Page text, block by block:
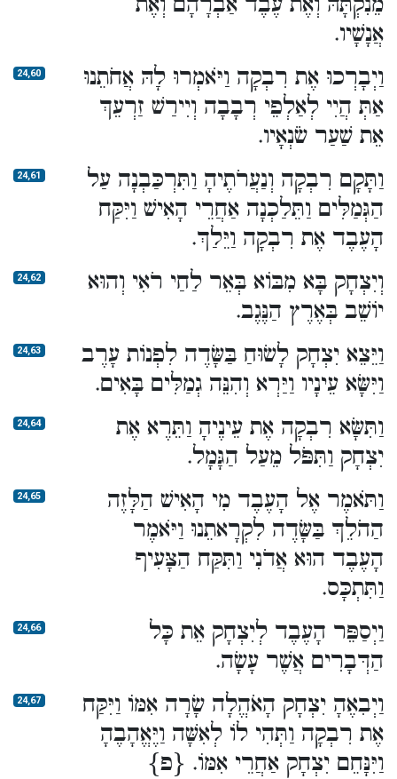
אֲנָשָׁיו.
24,60
וַיְבָרְכוּ אֶת רִבְקָה וַיֹּאמְרוּ לָהּ אֲחֹתֵנוּ
אַתְּ הֲיִי לְאַלְפֵי רְבָבָה וְיִירַשׁ זַרְעֵךְ
אֵת שַׁעַר שֹׂנְאָיו.
24,61
וַתָּקָם רִבְקָה וְנַעֲרֹתֶיהָ וַתִּרְכַּבְנָה עַל
הַגְּמַלִּים וַתֵּלַכְנָה אַחֲרֵי הָאִישׁ וַיִּקַּח
הָעֶבֶד אֶת רִבְקָה וַיֵּלַךְ.
24,62
וְיִצְחָק בָּא מִבּוֹא בְּאֵר לַחַי רֹאִי וְהוּא
יוֹשֵׁב בְּאֶרֶץ הַנֶּגֶב.
24,63
וַיֵּצֵא יִצְחָק לָשׂוּחַ בַּשָּׂדֶה לִפְנוֹת עָרֶב
וַיִּשָּׂא עֵינָיו וַיַּרְא וְהִנֵּה גְמַלִּים בָּאִים.
24,64
וַתִּשָּׂא רִבְקָה אֶת עֵינֶיהָ וַתֵּרֶא אֶת
יִצְחָק וַתִּפֹּל מֵעַל הַגָּמָל.
24,65
וַתֹּאמֶר אֶל הָעֶבֶד מִי הָאִישׁ הַלָּזֶה
הַהֹלֵךְ בַּשָּׂדֶה לִקְרָאתֵנוּ וַיֹּאמֶר
הָעֶבֶד הוּא אֲדֹנִי וַתִּקַּח הַצָּעִיף
וַתִּתְכָּס.
24,66
וַיְסַפֵּר הָעֶבֶד לְיִצְחָק אֵת כָּל
הַדְּבָרִים אֲשֶׁר עָשָׂה.
24,67
וַיְבִאֶהָ יִצְחָק הָאֹהֱלָה שָׂרָה אִמּוֹ וַיִּקַּח
אֶת רִבְקָה וַתְּהִי לוֹ לְאִשָּׁה וַיֶּאֱהָבֶהָ
וַיִּנָּחֵם יִצְחָק אַחֲרֵי אִמּוֹ. {פ}